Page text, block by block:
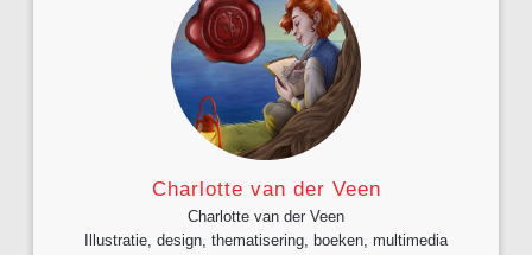
Charlotte van der Veen
Charlotte van der Veen
Illustratie, design, thematisering, boeken, multimedia